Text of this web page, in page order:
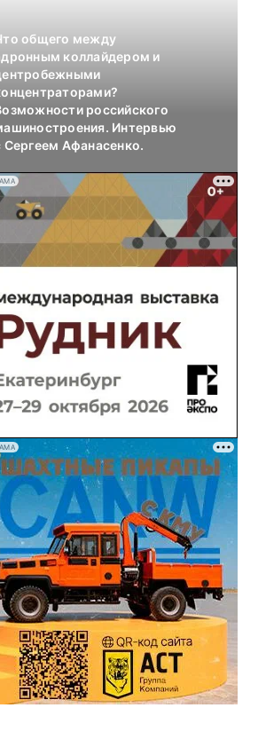
общего между
коллайдером и
российского
Интервью
Сергеем Афанасенко.